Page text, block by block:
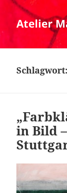
Atelier
in Bild